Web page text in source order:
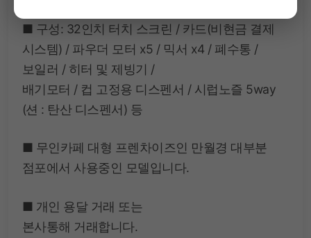
■ 구성: 32인치 터치 스크린 / 카드(비현금 결제
시스템) / 파우더 모터 x5 / 믹서 x4 / 폐수통 /
보일러 / 히터 및 제빙기 /
배기모터 / 컵 고정용 디스펜서 / 시럽노즐 5way
(션 : 탄산 디스펜서) 등
■ 무인카페 대형 프렌차이즈인 만월경 대부분
점포에서 사용중인 모델입니다.
■ 개인 용달 거래 또는
본사통해 거래합니다.